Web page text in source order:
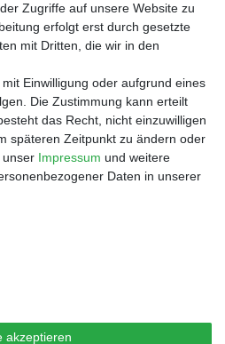
Zugriffe auf unsere Website zu
erfolgt erst durch gesetzte
mit Dritten, die wir in den
Einwilligung oder aufgrund eines
Die Zustimmung kann erteilt
das Recht, nicht einzuwilligen
späteren Zeitpunkt zu ändern oder
unser Impressum und weitere
Daten in unserer
akzeptieren